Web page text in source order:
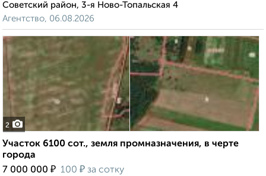
Советский район, 3-я Ново-Топальская 4
Агентство, 06.08.2026
2
Участок 6100 сот., земля промназначения, в черте
города
7 000 000 ₽ 100 ₽ за сотку